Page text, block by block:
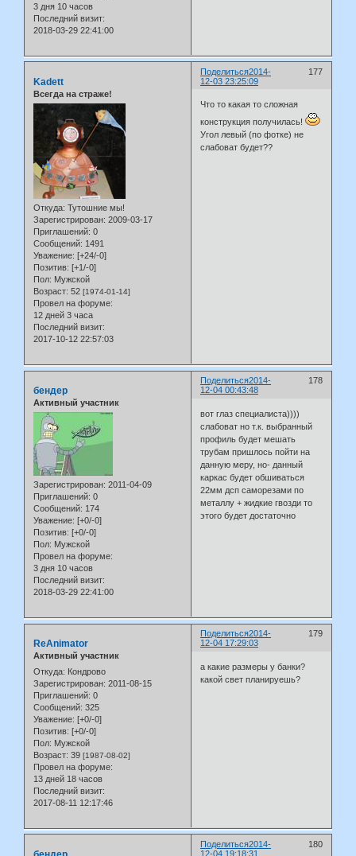
3 дня 10 часов
Последний визит:
2018-03-29 22:41:00
Поделиться 177
2014-
12-03 23:25:09
Kadett
Всегда на страже!
Откуда: Тутошние мы!
Зарегистрирован: 2009-03-17
Приглашений: 0
Сообщений: 1491
Уважение: [+24/-0]
Позитив: [+1/-0]
Пол: Мужской
Возраст: 52 [1974-01-14]
Провел на форуме:
12 дней 3 часа
Последний визит:
2017-10-12 22:57:03
Что то какая то сложная
конструкция получилась!
Угол левый (по фотке) не
слабоват будет??
Поделиться 178
2014-
12-04 00:43:48
бендер
Активный участник
Зарегистрирован: 2011-04-09
Приглашений: 0
Сообщений: 174
Уважение: [+0/-0]
Позитив: [+0/-0]
Пол: Мужской
Провел на форуме:
3 дня 10 часов
Последний визит:
2018-03-29 22:41:00
вот глаз специалиста))))
слабоват но т.к. выбранный
профиль будет мешать
трубам пришлось пойти на
данную меру, но- данный
каркас будет обшиваться
22мм дсп саморезами по
металлу + жидкие гвозди то
этого будет достаточно
Поделиться 179
2014-
12-04 17:29:03
ReAnimator
Активный участник
Откуда: Кондрово
Зарегистрирован: 2011-08-15
Приглашений: 0
Сообщений: 325
Уважение: [+0/-0]
Позитив: [+0/-0]
Пол: Мужской
Возраст: 39 [1987-08-02]
Провел на форуме:
13 дней 18 часов
Последний визит:
2017-08-11 12:17:46
а какие размеры у банки?
какой свет планируешь?
Поделиться 180
2014-
12-04 19:18:31